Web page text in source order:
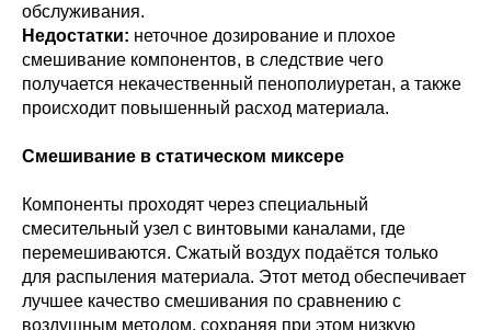
обслуживания.
Недостатки: неточное дозирование и плохое
смешивание компонентов, в следствие чего
получается некачественный пенополиуретан, а также
происходит повышенный расход материала.
Смешивание в статическом миксере
Компоненты проходят через специальный
смесительный узел с винтовыми каналами, где
перемешиваются. Сжатый воздух подаётся только
для распыления материала. Этот метод обеспечивает
лучшее качество смешивания по сравнению с
воздушным методом, сохраняя при этом низкую